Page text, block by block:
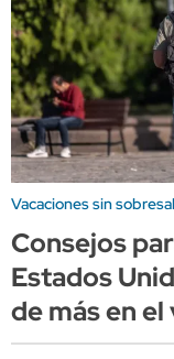
Vacaciones sin
Consejos
Estados
de más en el